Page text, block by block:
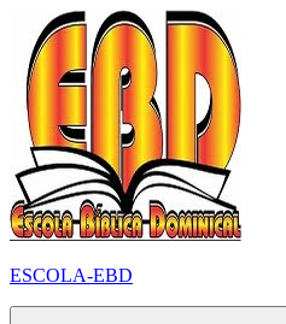
para
conteúdo
ESCOLA-EBD